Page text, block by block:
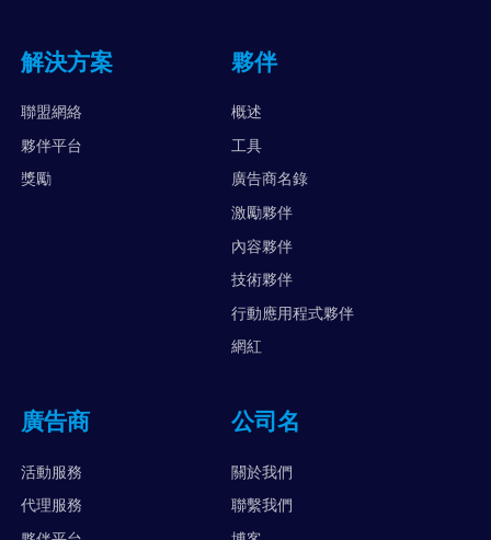
解決方案
聯盟網絡
夥伴平台
獎勵
夥伴
概述
工具
廣告商名錄
激勵夥伴
內容夥伴
技術夥伴
行動應用程式夥伴
網紅
廣告商
活動服務
代理服務
公司名
關於我們
聯繫我們